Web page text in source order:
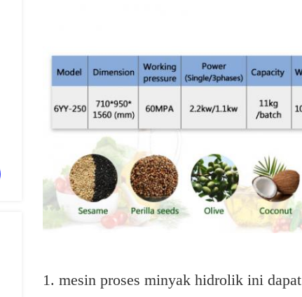
1. mesin proses minyak hidrolik ini